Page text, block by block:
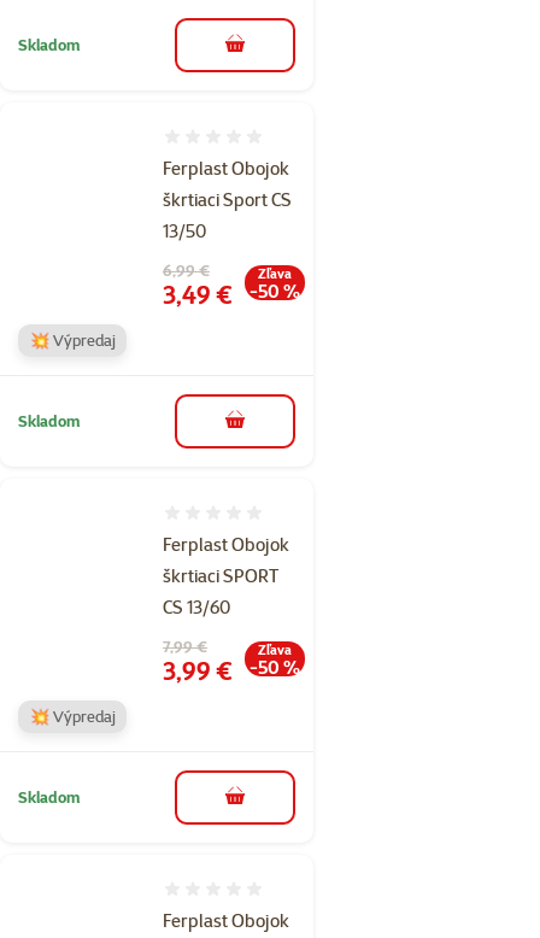
Skladom do košíka
Ferplast Obojok
škrtiaci Sport CS
13/50
Pôvodná cena
6,99 €
Cena
3,49 €
Zľava
-50 %
💥 Výpredaj
Skladom do košíka
Ferplast Obojok
škrtiaci SPORT
CS 13/60
Pôvodná cena
7,99 €
Cena
3,99 €
Zľava
-50 %
💥 Výpredaj
Skladom do košíka
Ferplast Obojok